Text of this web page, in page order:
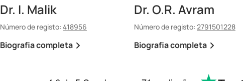
Dr. I. Malik
Número de registo: 418956
Biografia completa
Dr. O.R. Avram
Número de registo: 2791501228
Biografia completa